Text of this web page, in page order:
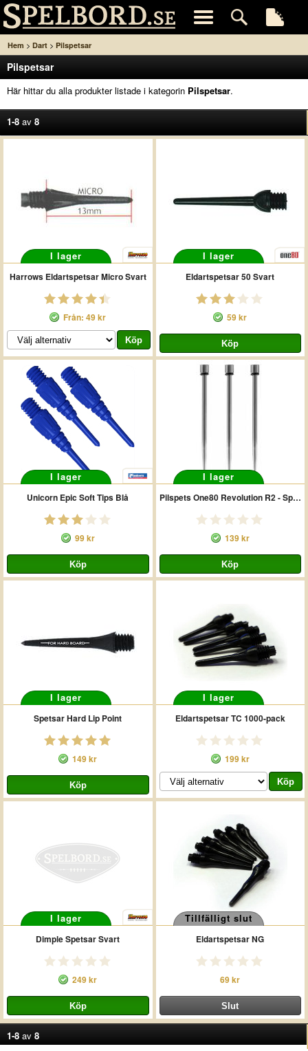
Hem > Dart > Pilspetsar
Pilspetsar
Här hittar du alla produkter listade i kategorin Pilspetsar.
1-8 av 8
I lager
Harrows Eldartspetsar Micro Svart
Från: 49 kr
I lager
Eldartspetsar 50 Svart
59 kr
I lager
Unicorn Epic Soft Tips Blå
99 kr
I lager
Pilspets One80 Revolution R2 - Spare Points - D12mm - Silver X2237
139 kr
I lager
Spetsar Hard Lip Point
149 kr
I lager
Eldartspetsar TC 1000-pack
199 kr
I lager
Dimple Spetsar Svart
249 kr
Tillfälligt slut
Eldartspetsar NG
69 kr
1-8 av 8